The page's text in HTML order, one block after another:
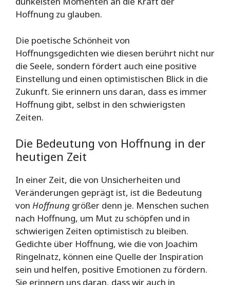
Hoffnung zu glauben.
Die poetische Schönheit von
Hoffnungsgedichten wie diesen berührt nicht nur
die Seele, sondern fördert auch eine positive
Einstellung und einen optimistischen Blick in die
Zukunft. Sie erinnern uns daran, dass es immer
Hoffnung gibt, selbst in den schwierigsten
Zeiten.
Die Bedeutung von Hoffnung in der
heutigen Zeit
In einer Zeit, die von Unsicherheiten und
Veränderungen geprägt ist, ist die Bedeutung
von Hoffnung größer denn je. Menschen suchen
nach Hoffnung, um Mut zu schöpfen und in
schwierigen Zeiten optimistisch zu bleiben.
Gedichte über Hoffnung, wie die von Joachim
Ringelnatz, können eine Quelle der Inspiration
sein und helfen, positive Emotionen zu fördern.
Sie erinnern uns daran, dass wir auch in